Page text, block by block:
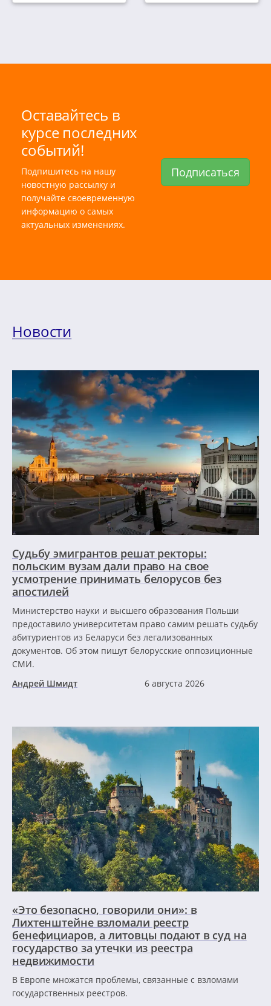
Оставайтесь в
курсе последних
событий!
Подпишитесь на нашу
новостную рассылку и
получайте своевременную
информацию о самых
актуальных изменениях.
Подписаться
Новости
Судьбу эмигрантов решат ректоры:
польским вузам дали право на свое
усмотрение принимать белорусов без
апостилей
Министерство науки и высшего образования Польши
предоставило университетам право самим решать судьбу
абитуриентов из Беларуси без легализованных
документов. Об этом пишут белорусские оппозиционные
СМИ.
Андрей Шмидт
6 августа 2026
«Это безопасно, говорили они»: в
Лихтенштейне взломали реестр
бенефициаров, а литовцы подают в суд на
государство за утечки из реестра
недвижимости
В Европе множатся проблемы, связанные с взломами
государственных реестров.